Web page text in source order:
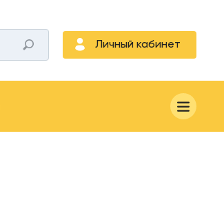
Личный кабинет